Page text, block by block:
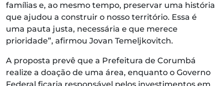
famílias e, ao mesmo tempo, preservar uma história
que ajudou a construir o nosso território. Essa é
uma pauta justa, necessária e que merece
prioridade”, afirmou Jovan Temeljkovitch.
A proposta prevê que a Prefeitura de Corumbá
realize a doação de uma área, enquanto o Governo